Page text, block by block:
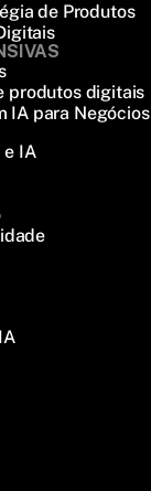
de Produtos
produtos digitais
IA para Negócios
e IA